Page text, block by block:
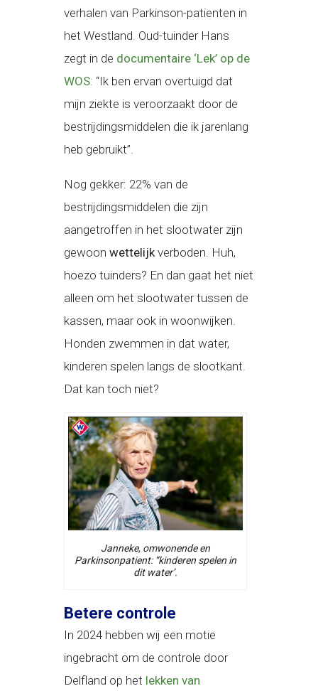
verhalen van Parkinson-patienten in
het Westland. Oud-tuinder Hans
zegt in de documentaire ‘Lek’ op de
WOS: “Ik ben ervan overtuigd dat
mijn ziekte is veroorzaakt door de
bestrijdingsmiddelen die ik jarenlang
heb gebruikt”.
Nog gekker: 22% van de
bestrijdingsmiddelen die zijn
aangetroffen in het slootwater zijn
gewoon wettelijkverboden. Huh,
hoezo tuinders? En dan gaat het niet
alleen om het slootwater tussen de
kassen, maar ook in woonwijken.
Honden zwemmen in dat water,
kinderen spelen langs de slootkant.
Dat kan toch niet?
Janneke, omwonende en
Parkinsonpatient: “kinderen spelen in
dit water’.
Betere controle
In 2024 hebben wij een motie
ingebracht om de controle door
Delfland op het lekken van